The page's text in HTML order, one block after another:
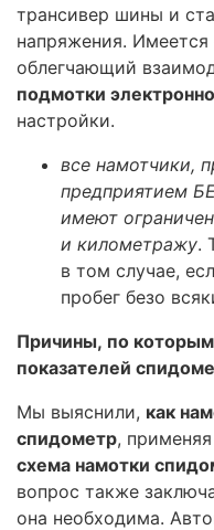
трансивер шины и
напряжения.
облегчающий
подмотки
настройки.
все намотчики,
предприятием
имеют
и километражу.
в том случае,
пробег безо
Причины, по
показателей
Мы выяснили, как
спидометр,
схема намотки
вопрос также
она необходима.